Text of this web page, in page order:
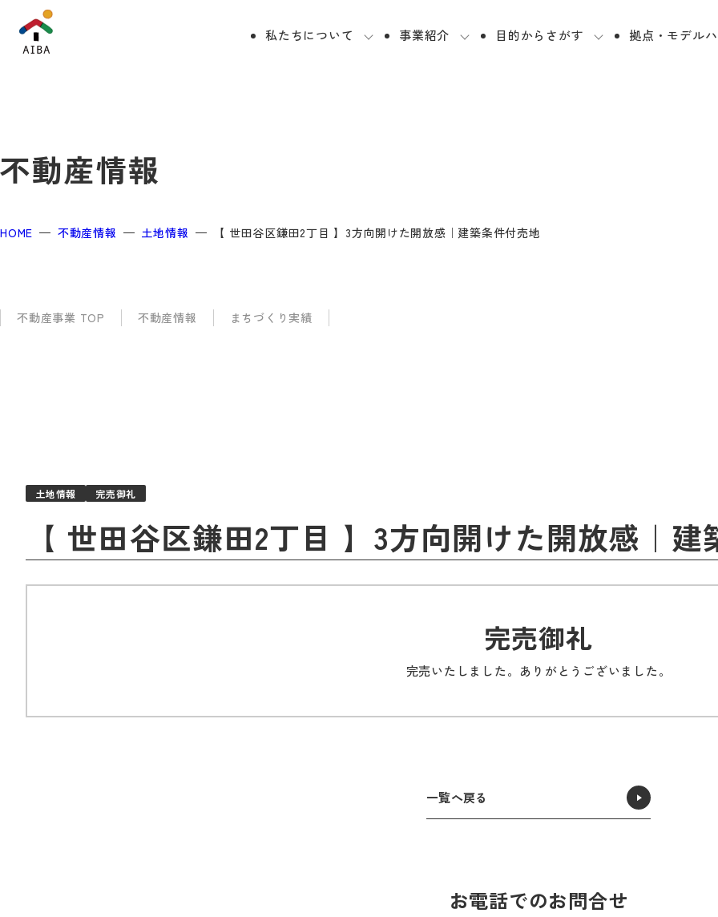
私たちについて 事業紹介 目的からさがす 拠点・モデル
不動産情報
HOME 不動産情報 土地情報 【 世田谷区鎌田2丁目 】3方向開けた開放感｜建築条件付売地
不動産事業 TOP 不動産情報 まちづくり実績
土地情報 完売御礼
【 世田谷区鎌田2丁目 】3方向開けた開放感｜
完売御礼
完売いたしました。ありがとうございました。
一覧へ戻る
お電話でのお問合せ